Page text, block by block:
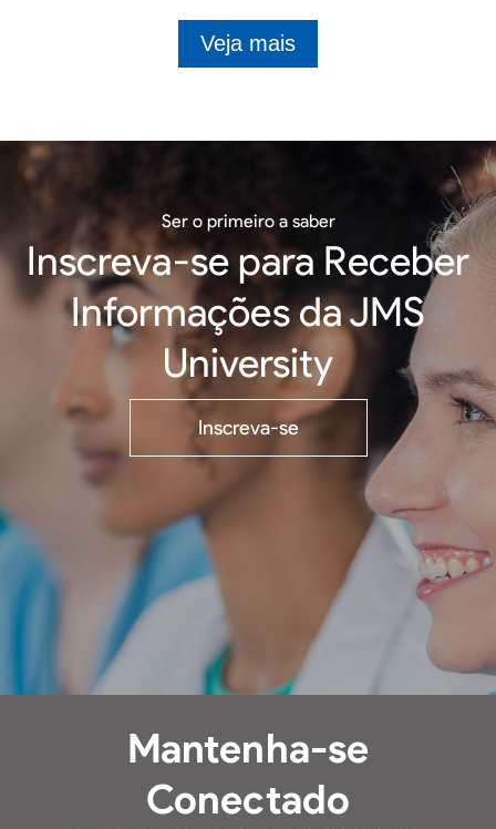
Veja mais
Ser o primeiro a saber
Inscreva-se para Receber
Informações da JMS
University
Inscreva-se
Mantenha-se
Conectado